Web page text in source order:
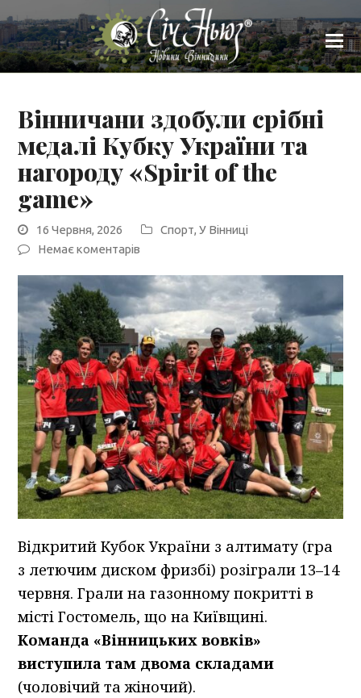
Вінничани здобули срібні
медалі Кубку України та
нагороду «Spirit of the
game»
16 Червня, 2026 Спорт,У Вінниці
Немає коментарів
Відкритий Кубок України з алтимату (гра
з летючим диском фризбі) розіграли 13–14
червня. Грали на газонному покритті в
місті Гостомель, що на Київщині.
Команда «Вінницьких вовків»
виступила там двома складами
(чоловічий та жіночий).